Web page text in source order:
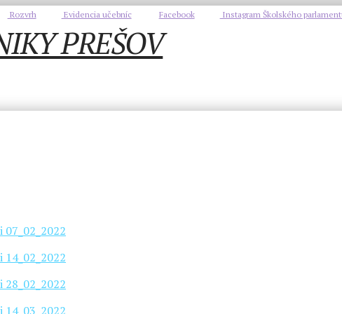
Rozvrh Evidencia učebníc Facebook Instagram Školského